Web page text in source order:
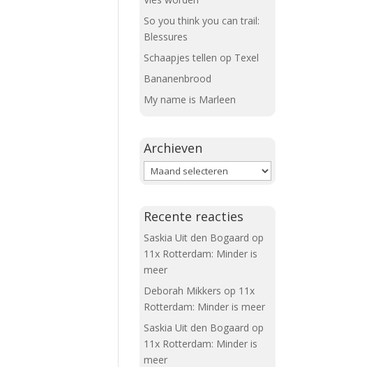
So you think you can trail:
Blessures
Schaapjes tellen op Texel
Bananenbrood
My name is Marleen
Archieven
Archieven
Recente reacties
Saskia Uit den Bogaard op
11x Rotterdam: Minder is
meer
Deborah Mikkers op 11x
Rotterdam: Minder is meer
Saskia Uit den Bogaard op
11x Rotterdam: Minder is
meer